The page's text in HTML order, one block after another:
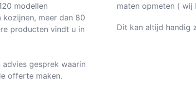
modellen
meer dan 80
producten vindt u in
gesprek waarin
offerte maken.
maten opmeten (
Dit kan altijd handig